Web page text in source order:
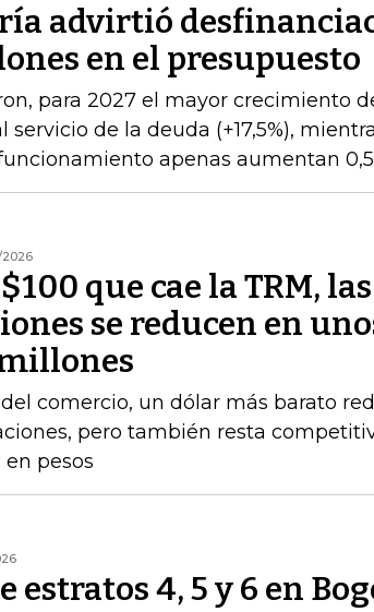
advirtió
en el presupuesto
para 2027 el mayor crecimiento
servicio de la deuda (+17,5%),
apenas aumentan
que cae la TRM, las
se reducen en
comercio, un dólar más barato
pero también resta
pesos
estratos 4, 5 y 6 en